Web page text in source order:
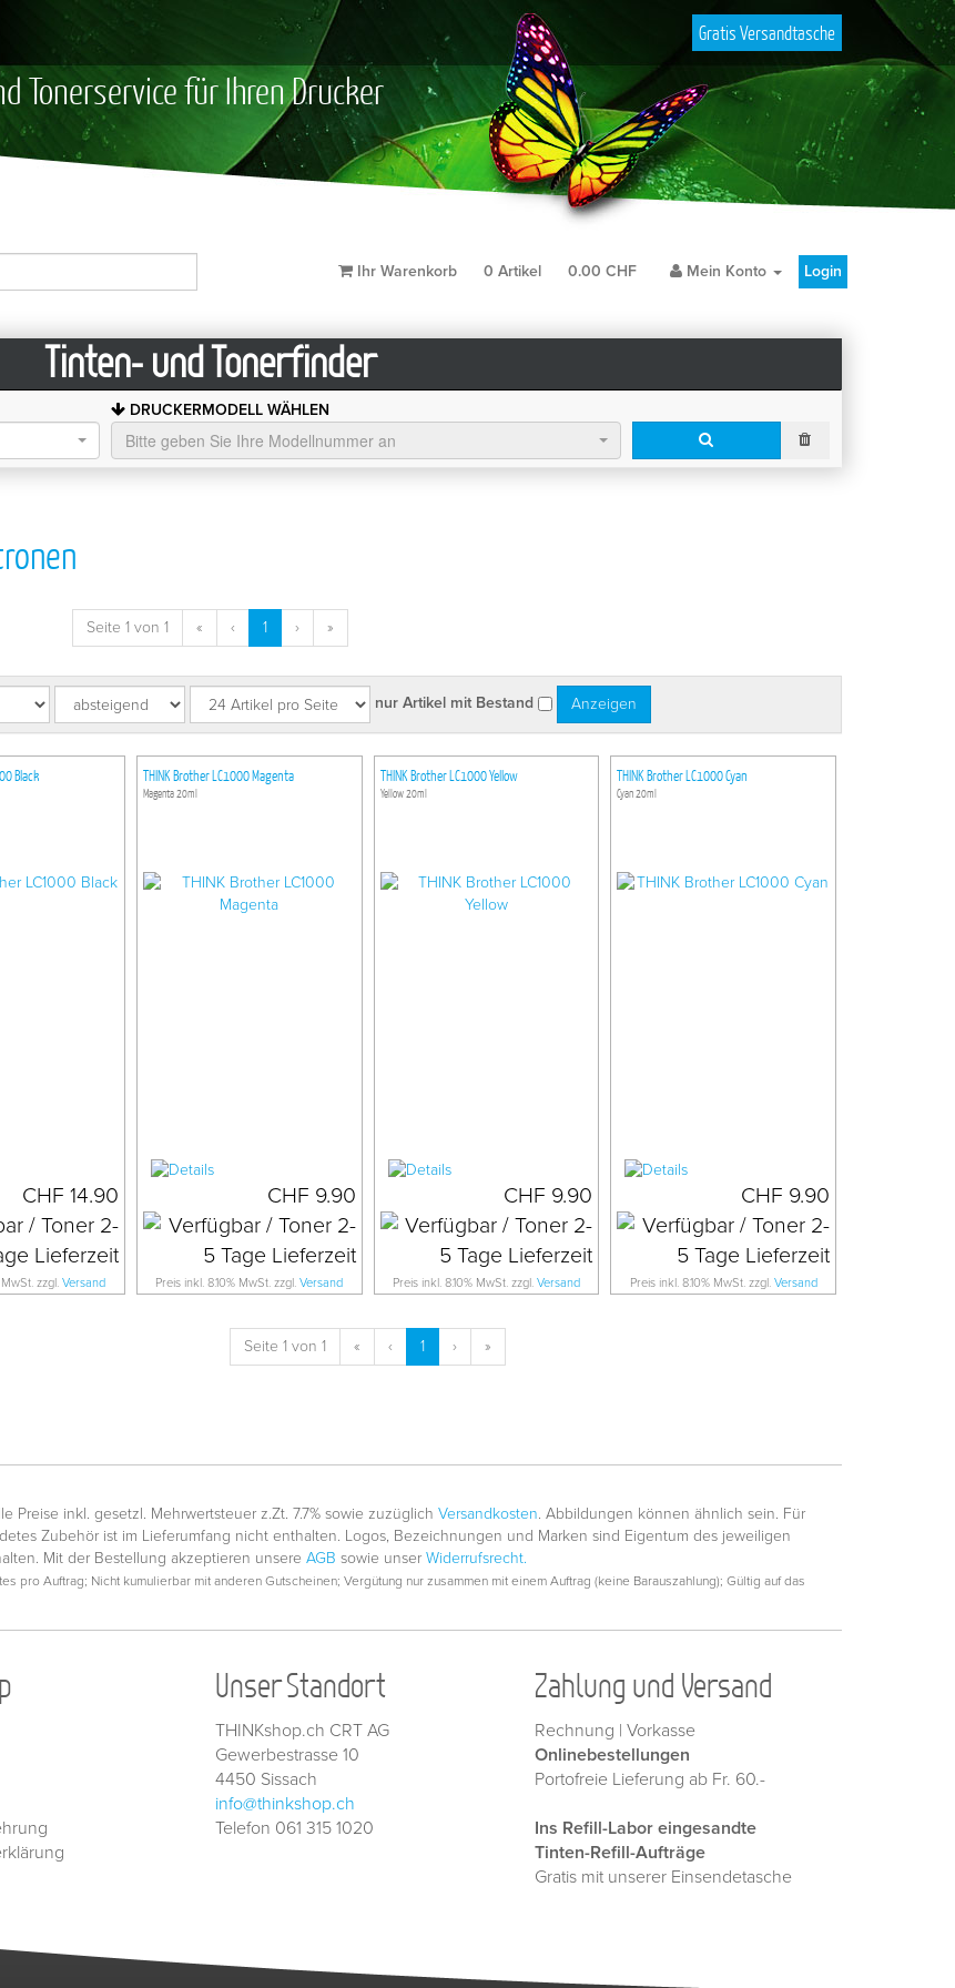
Gratis Versandtasche
Tonerservice für Ihren Drucker
Ihr Warenkorb 0 Artikel 0.00 CHF Mein Konto Login
Tinten- und Tonerfinder
DRUCKERMODELL WÄHLEN
Bitte geben Sie Ihre Modellnummer an
Seite 1 von 1 « ‹ 1 › »
nur Artikel mit Bestand
Black
CHF 14.90
MwSt. zzgl.Versand
THINK Brother LC1000 Magenta
Magenta 20ml
CHF 9.90
Preis inkl. 8.10% MwSt. zzgl.Versand
THINK Brother LC1000 Yellow
Yellow 20ml
CHF 9.90
Preis inkl. 8.10% MwSt. zzgl. Versand
THINK Brother LC1000 Cyan
Cyan 20ml
CHF 9.90
Preis inkl. 8.10% MwSt. zzgl. Versand
Seite 1 von 1 « ‹ 1 › »
Preise inkl. gesetzl. Mehrwertsteuer z.Zt. 7.7% sowie zuzüglich Versandkosten. Abbildungen können ähnlich sein. Für
Zubehör ist im Lieferumfang nicht enthalten. Logos, Bezeichnungen und Marken sind Eigentum des jeweiligen
Mit der Bestellung akzeptieren unsere AGB sowie unser Widerrufsrecht.
pro Auftrag; Nicht kumulierbar mit anderen Gutscheinen; Vergütung nur zusammen mit einem Auftrag (keine Barauszahlung); Gültig auf das
Unser Standort
THINKshop.ch CRT AG
Gewerbestrasse 10
4450 Sissach
info@thinkshop.ch
Telefon 061 315 1020
Zahlung und Versand
Rechnung | Vorkasse
Onlinebestellungen
Portofreie Lieferung ab Fr. 60.-
Ins Refill-Labor eingesandte
Tinten-Refill-Aufträge
Gratis mit unserer Einsendetasche